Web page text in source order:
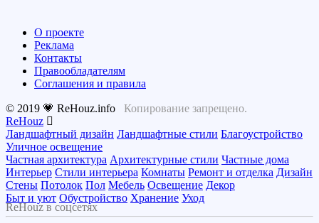
О проекте
Реклама
Контакты
Правообладателям
Соглашения и правила
© 2019 💗 ReHouz.info Копирование запрещено.
ReHouz
Ландшафтный дизайн Ландшафтные стили Благоустройство
Уличное освещение
Частная архитектура Архитектурные стили Частные дома
Интерьер Стили интерьера Комнаты Ремонт и отделка Дизайн
Стены Потолок Пол Мебель Освещение Декор
Быт и уют Обустройство Хранение Уход
ReHouz в соцсетях